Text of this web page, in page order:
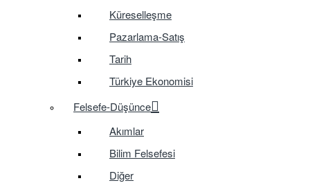
Küreselleşme
Pazarlama-Satış
Tarih
Türkiye Ekonomisi
Felsefe-Düşünce
Akımlar
Bilim Felsefesi
Diğer